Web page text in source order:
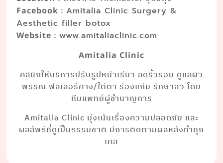
Facebook :Amitalia Clinic Surgery &
Aesthetic filler botox
Website :www.amitaliaclinic.com
Amitalia Clinic
คลินิกให้บริการปรับรูปหน้าเรียว ลดริ้วรอย ดูแลผิว
พรรณ ฟิลเลอร์คาง/ใต้ตา ร่องแก้ม รักษาสิว โดย
ทีมแพทย์ผู้ชำนาญการ
Amitalia Clinic มุ่งเน้นเรื่องความปลอดภัย และ
ผลลัพธ์ที่ดูเป็นธรรมชาติ มีการติดตามผลหลังทำทุก
เคส